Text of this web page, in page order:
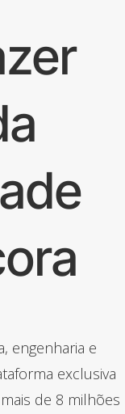
engenharia e
exclusiva
de 8 milhões